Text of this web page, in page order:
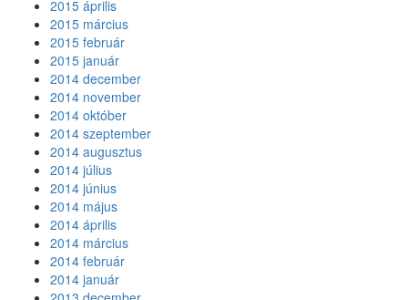
2015 április
2015 március
2015 február
2015 január
2014 december
2014 november
2014 október
2014 szeptember
2014 augusztus
2014 július
2014 június
2014 május
2014 április
2014 március
2014 február
2014 január